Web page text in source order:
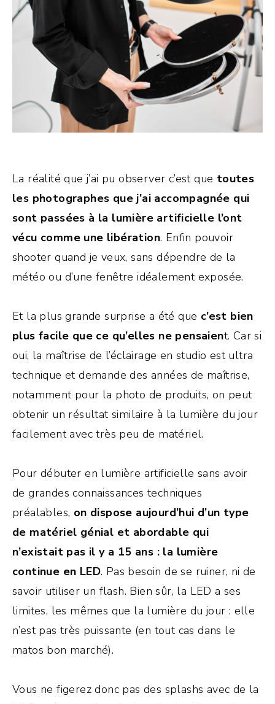
La réalité que j’ai pu observer c’est que toutes
les photographes que j’ai accompagnée qui
sont passées à la lumière artificielle l’ont
vécu comme une libération. Enfin pouvoir
shooter quand je veux, sans dépendre de la
météo ou d’une fenêtre idéalement exposée.
Et la plus grande surprise a été que c’est bien
plus facile que ce qu’elles ne pensaient. Car si
oui, la maîtrise de l’éclairage en studio est ultra
technique et demande des années de maîtrise,
notamment pour la photo de produits, on peut
obtenir un résultat similaire à la lumière du jour
facilement avec très peu de matériel.
Pour débuter en lumière artificielle sans avoir
de grandes connaissances techniques
préalables, on dispose aujourd’hui d’un type
de matériel génial et abordable qui
n’existait pas il y a 15 ans : la lumière
continue en LED. Pas besoin de se ruiner, ni de
savoir utiliser un flash. Bien sûr, la LED a ses
limites, les mêmes que la lumière du jour : elle
n’est pas très puissante (en tout cas dans le
matos bon marché).
Vous ne figerez donc pas des splashs avec de la